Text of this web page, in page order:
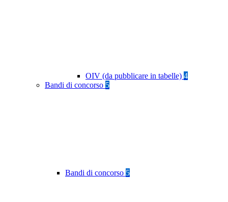
OIV (da pubblicare in tabelle) 4
Bandi di concorso 5
Bandi di concorso 5